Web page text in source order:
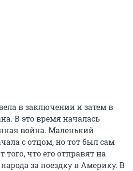
в заключении и затем в
В это время началась
война. Маленький
с отцом, но тот был сам
того, что его отправят на
за поездку в Америку. В